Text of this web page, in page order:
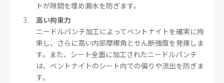
トが隙間を埋め漏水を防ぎます。
高い拘束力
ニードルパンチ加工によってベントナイトを確実に拘
束し、さらに高い内部摩擦角とせん断強度を発揮しま
す。また、シート全面に加工されたニードルパンチ
は、ベントナイトのシート内での偏りや流出を防ぎま
す。